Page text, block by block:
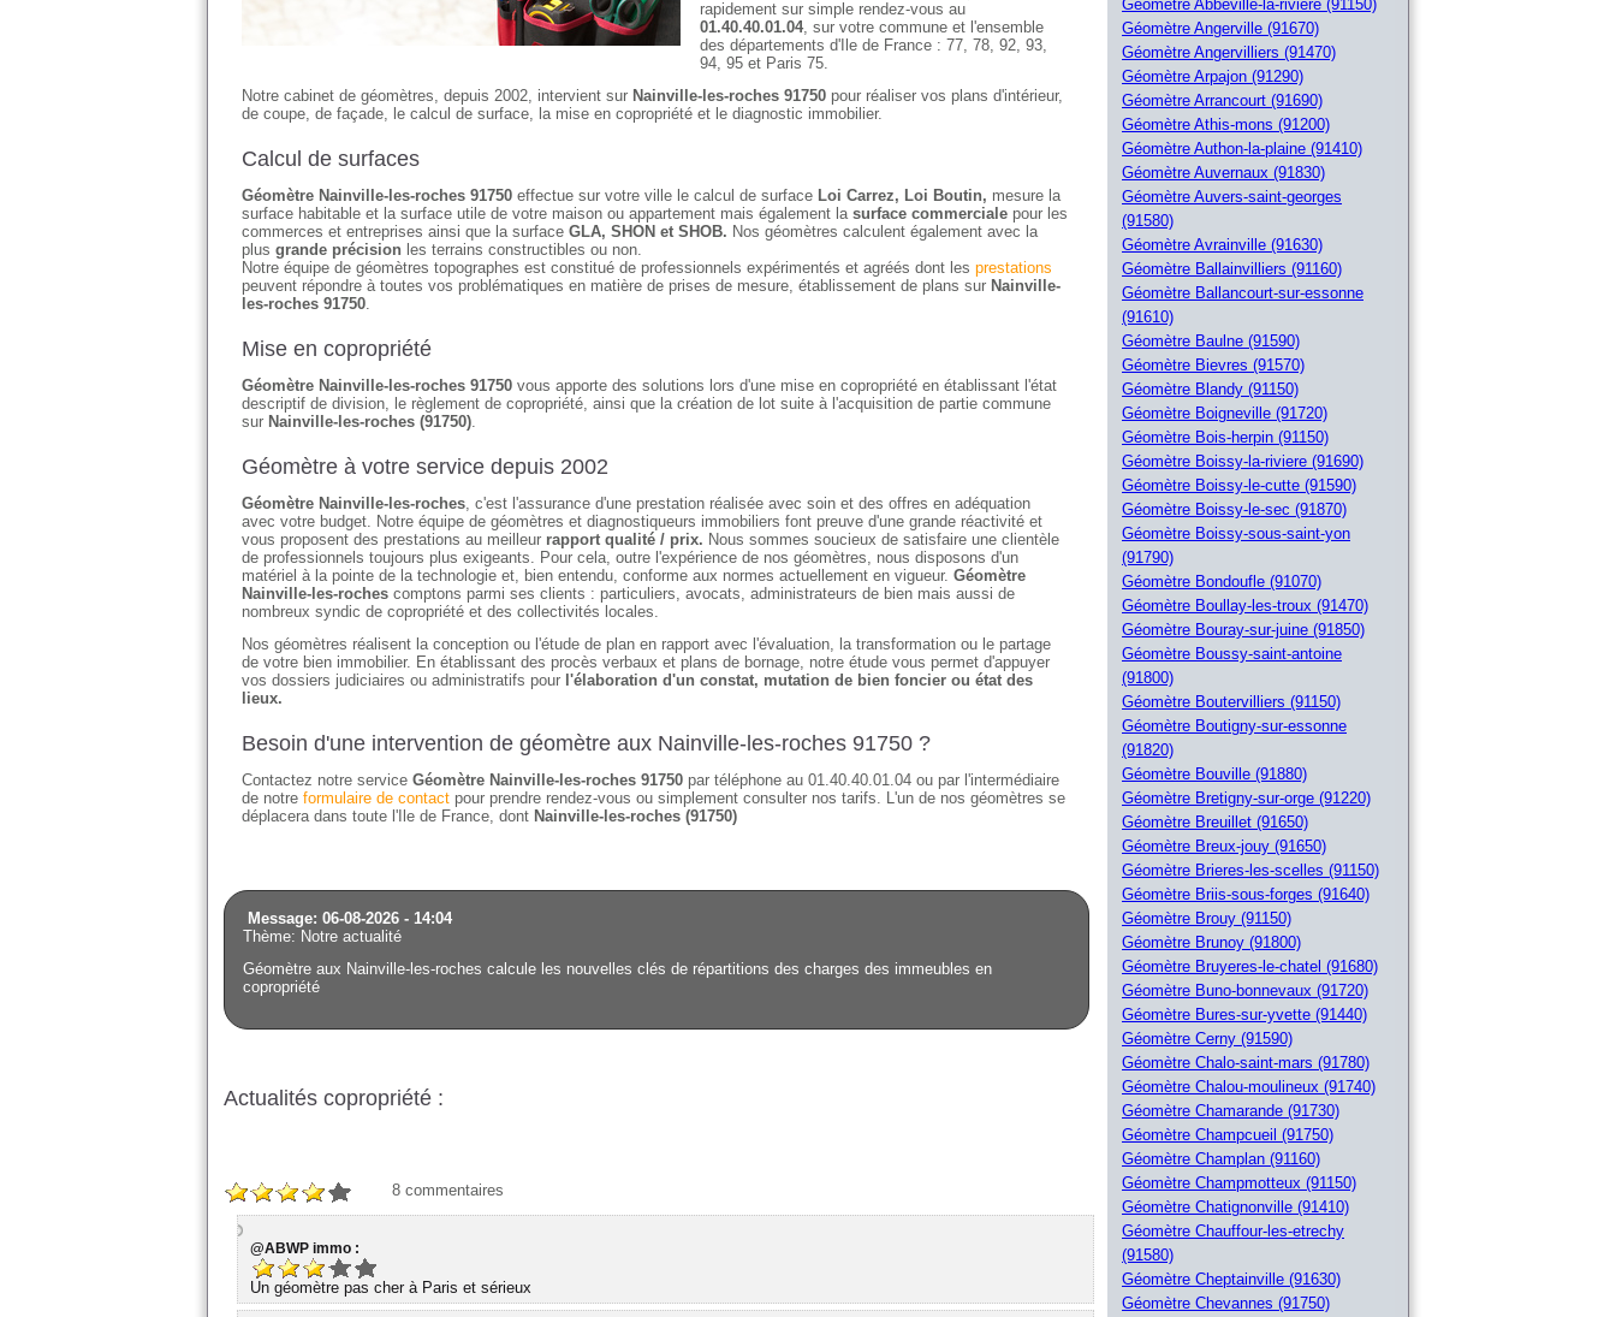
rapidement sur simple rendez-vous au
01.40.40.01.04, sur votre commune et l'ensemble
des départements d'Ile de France : 77, 78, 92, 93,
94, 95 et Paris 75.
Notre cabinet de géomètres, depuis 2002, intervient sur Nainville-les-roches 91750 pour réaliser vos plans d'intérieur,
de coupe, de façade, le calcul de surface, la mise en copropriété et le diagnostic immobilier.
Calcul de surfaces
Géomètre Nainville-les-roches 91750 effectue sur votre ville le calcul de surface Loi Carrez, Loi Boutin, mesure la
surface habitable et la surface utile de votre maison ou appartement mais également la surface commerciale pour les
commerces et entreprises ainsi que la surface GLA, SHON et SHOB. Nos géomètres calculent également avec la
plus grande précision les terrains constructibles ou non.
Notre équipe de géomètres topographes est constitué de professionnels expérimentés et agréés dont les prestations
peuvent répondre à toutes vos problématiques en matière de prises de mesure, établissement de plans sur Nainville-
les-roches 91750.
Mise en copropriété
Géomètre Nainville-les-roches 91750 vous apporte des solutions lors d'une mise en copropriété en établissant l'état
descriptif de division, le règlement de copropriété, ainsi que la création de lot suite à l'acquisition de partie commune
sur Nainville-les-roches (91750).
Géomètre à votre service depuis 2002
Géomètre Nainville-les-roches, c'est l'assurance d'une prestation réalisée avec soin et des offres en adéquation
avec votre budget. Notre équipe de géomètres et diagnostiqueurs immobiliers font preuve d'une grande réactivité et
vous proposent des prestations au meilleur rapport qualité / prix. Nous sommes soucieux de satisfaire une clientèle
de professionnels toujours plus exigeants. Pour cela, outre l'expérience de nos géomètres, nous disposons d'un
matériel à la pointe de la technologie et, bien entendu, conforme aux normes actuellement en vigueur. Géomètre
Nainville-les-roches comptons parmi ses clients : particuliers, avocats, administrateurs de bien mais aussi de
nombreux syndic de copropriété et des collectivités locales.
Nos géomètres réalisent la conception ou l'étude de plan en rapport avec l'évaluation, la transformation ou le partage
de votre bien immobilier. En établissant des procès verbaux et plans de bornage, notre étude vous permet d'appuyer
vos dossiers judiciaires ou administratifs pour l'élaboration d'un constat, mutation de bien foncier ou état des
lieux.
Besoin d'une intervention de géomètre aux Nainville-les-roches 91750 ?
Contactez notre service Géomètre Nainville-les-roches 91750 par téléphone au 01.40.40.01.04 ou par l'intermédiaire
de notre formulaire de contact pour prendre rendez-vous ou simplement consulter nos tarifs. L'un de nos géomètres se
déplacera dans toute l'Ile de France, dont Nainville-les-roches (91750)
Message: 06-08-2026 - 14:04
Thème: Notre actualité
Géomètre aux Nainville-les-roches calcule les nouvelles clés de répartitions des charges des immeubles en
copropriété
Actualités copropriété :
8 commentaires
@ABWP immo :
Un géomètre pas cher à Paris et sérieux
Géomètre Abbeville-la-riviere (91150)
Géomètre Angerville (91670)
Géomètre Angervilliers (91470)
Géomètre Arpajon (91290)
Géomètre Arrancourt (91690)
Géomètre Athis-mons (91200)
Géomètre Authon-la-plaine (91410)
Géomètre Auvernaux (91830)
Géomètre Auvers-saint-georges
(91580)
Géomètre Avrainville (91630)
Géomètre Ballainvilliers (91160)
Géomètre Ballancourt-sur-essonne
(91610)
Géomètre Baulne (91590)
Géomètre Bievres (91570)
Géomètre Blandy (91150)
Géomètre Boigneville (91720)
Géomètre Bois-herpin (91150)
Géomètre Boissy-la-riviere (91690)
Géomètre Boissy-le-cutte (91590)
Géomètre Boissy-le-sec (91870)
Géomètre Boissy-sous-saint-yon
(91790)
Géomètre Bondoufle (91070)
Géomètre Boullay-les-troux (91470)
Géomètre Bouray-sur-juine (91850)
Géomètre Boussy-saint-antoine
(91800)
Géomètre Boutervilliers (91150)
Géomètre Boutigny-sur-essonne
(91820)
Géomètre Bouville (91880)
Géomètre Bretigny-sur-orge (91220)
Géomètre Breuillet (91650)
Géomètre Breux-jouy (91650)
Géomètre Brieres-les-scelles (91150)
Géomètre Briis-sous-forges (91640)
Géomètre Brouy (91150)
Géomètre Brunoy (91800)
Géomètre Bruyeres-le-chatel (91680)
Géomètre Buno-bonnevaux (91720)
Géomètre Bures-sur-yvette (91440)
Géomètre Cerny (91590)
Géomètre Chalo-saint-mars (91780)
Géomètre Chalou-moulineux (91740)
Géomètre Chamarande (91730)
Géomètre Champcueil (91750)
Géomètre Champlan (91160)
Géomètre Champmotteux (91150)
Géomètre Chatignonville (91410)
Géomètre Chauffour-les-etrechy
(91580)
Géomètre Cheptainville (91630)
Géomètre Chevannes (91750)